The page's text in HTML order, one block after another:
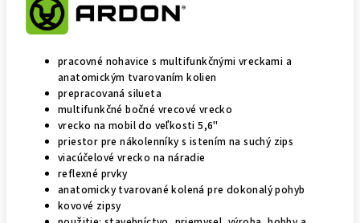
pracovné nohavice s multifunkčnými vreckami a
anatomickým tvarovaním kolien
prepracovaná silueta
multifunkčné bočné vrecové vrecko
vrecko na mobil do veľkosti 5,6"
priestor pre nákolenníky s istením na suchý zips
viacúčelové vrecko na náradie
reflexné prvky
anatomicky tvarované kolená pre dokonalý pohyb
kovové zipsy